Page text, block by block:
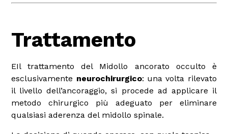
Trattamento
EIl trattamento del Midollo ancorato occulto è
esclusivamente neurochirurgico: una volta rilevato
il livello dell’ancoraggio, si procede ad applicare il
metodo chirurgico più adeguato per eliminare
qualsiasi aderenza del midollo spinale.